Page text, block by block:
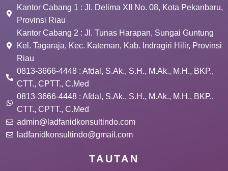
Kantor Cabang 1 : Jl. Delima XII No. 08, Kota Pekanbaru,
Provinsi Riau
Kantor Cabang 2 : Jl. Tunas Harapan, Sungai Guntung
Kel. Tagaraja, Kec. Kateman, Kab. Indragiri Hilir, Provinsi
Riau
0813-3666-4448 : Afdal, S.Ak., S.H., M.Ak., M.H., BKP.,
CTT., CPTT., C.Med
0813-3666-4448 : Afdal, S.Ak., S.H., M.Ak., M.H., BKP.,
CTT., CPTT., C.Med
admin@ladfanidkonsultindo.com
ladfanidkonsultindo@gmail.com
TAUTAN